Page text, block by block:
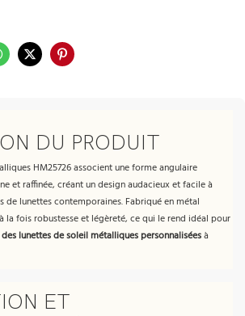
DU PRODUIT
HM25726 associent une forme angulaire
et raffinée, créant un design audacieux et facile à
lunettes contemporaines. Fabriqué en métal
la fois robustesse et légèreté, ce qui le rend idéal pour
des lunettes de soleil métalliques personnaliséesà
ET